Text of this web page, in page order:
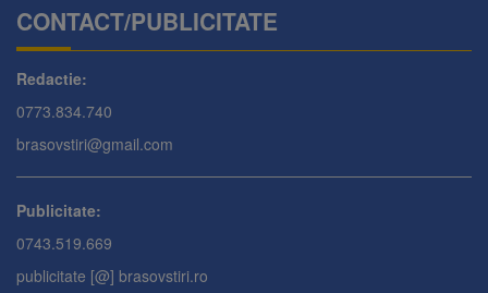
CONTACT/PUBLICITATE
Redactie:
0773.834.740
brasovstiri@gmail.com
Publicitate:
0743.519.669
publicitate [@] brasovstiri.ro